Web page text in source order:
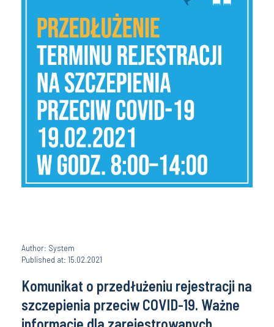
Author: System
Published at: 15.02.2021
Komunikat o przedłużeniu rejestracji na
szczepienia przeciw COVID-19. Ważne